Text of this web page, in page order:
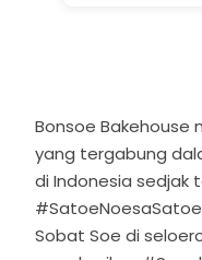
Bonsoe Bakehouse
yang tergabung
di Indonesia sedjak
Sobat Soe di